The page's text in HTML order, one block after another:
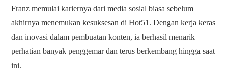
Franz memulai kariernya dari media sosial biasa sebelum
akhirnya menemukan kesuksesan diHot51 . Dengan kerja keras
dan inovasi dalam pembuatan konten, ia berhasil menarik
perhatian banyak penggemar dan terus berkembang hingga saat
ini.